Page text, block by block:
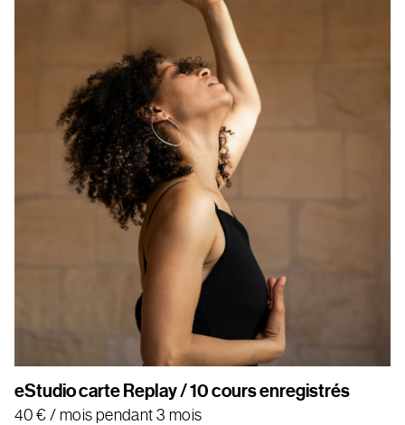
eStudio carte Replay / 10 cours enregistrés
40€ / mois pendant 3 mois